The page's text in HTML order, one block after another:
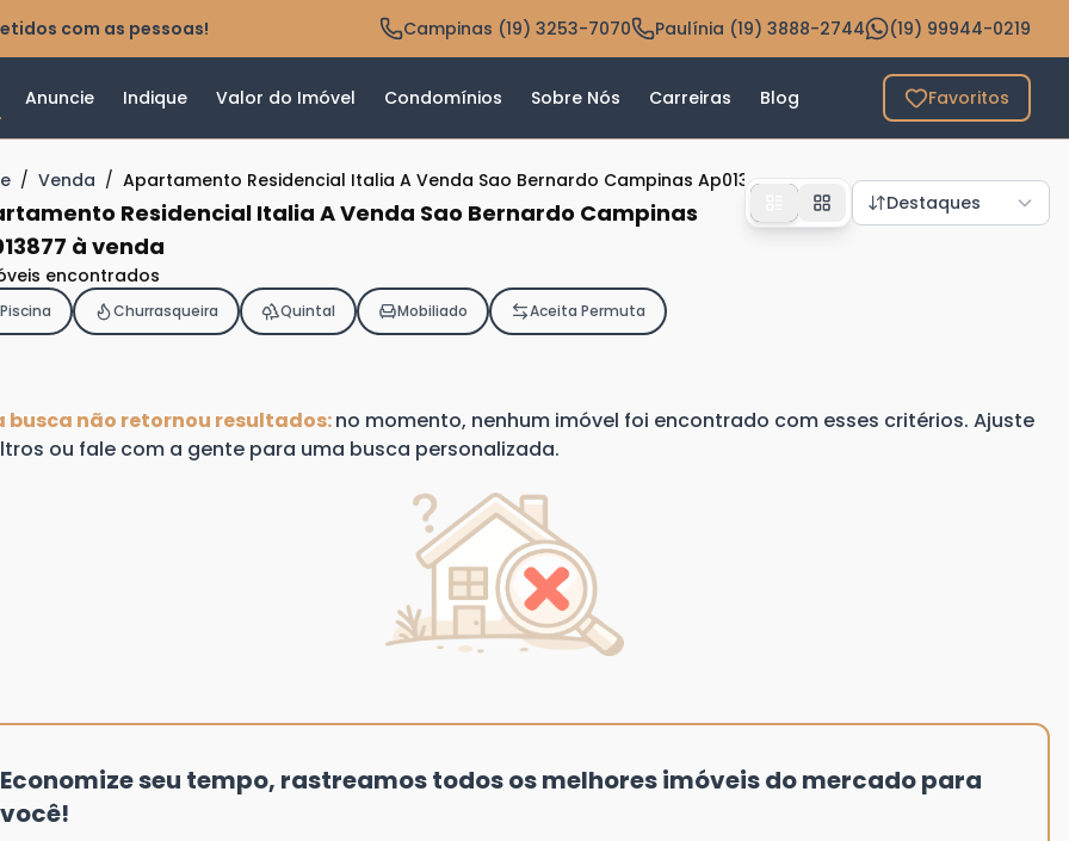
com as pessoas! Campinas (19) 3253-7070 Paulínia (19) 3888-2744 (19) 99944-0219
Anuncie Indique Valor do Imóvel Condomínios Sobre Nós Carreiras Blog Favoritos
/ Venda / Apartamento Residencial Italia A Venda Sao Bernardo Campinas Ap013877
Residencial Italia A Venda Sao Bernardo Campinas
à venda
encontrados
Destaques
Piscina Churrasqueira Quintal Mobiliado Aceita Permuta
busca não retornou resultados:no momento, nenhum imóvel foi encontrado com esses critérios. Ajuste
ou fale com a gente para uma busca personalizada.
Economize seu tempo, rastreamos todos os melhores imóveis do mercado para
você!